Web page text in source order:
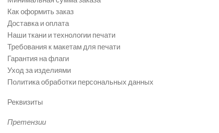
Как оформить заказ
Доставка и оплата
Наши ткани и технологии печати
Требования к макетам для печати
Гарантия на флаги
Уход за изделиями
Политика обработки персональных данных
Реквизиты
Претензии